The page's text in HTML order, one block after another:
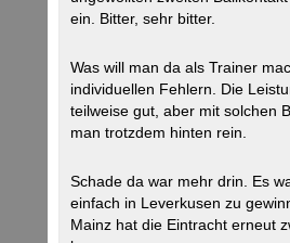
ein. Bitter, sehr bitter.
Was will man da als Trainer
individuellen Fehlern. Die
teilweise gut, aber mit solchen
man trotzdem hinten rein.
Schade da war mehr drin. Es
einfach in Leverkusen zu
Mainz hat die Eintracht erneut